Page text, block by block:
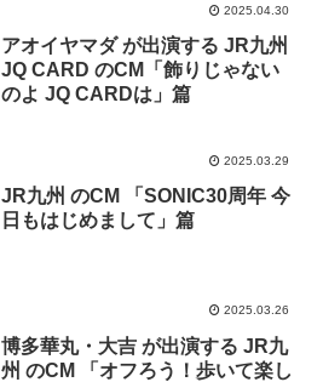
2025.04.30
アオイヤマダ が出演する JR九州
JQ CARD のCM「飾りじゃない
のよ JQ CARDは」篇
2025.03.29
JR九州 のCM 「SONIC30周年 今
日もはじめまして」篇
2025.03.26
博多華丸・大吉 が出演する JR九
州 のCM 「オフろう！歩いて楽し